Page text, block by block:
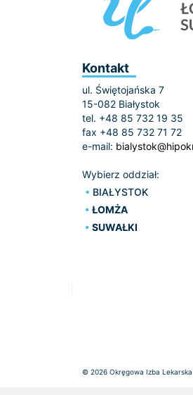
Kontakt
ul. Świętojańska 7
15-082 Białystok
tel. +48 85 732 19 35
fax +48 85 732 71 72
e-mail:
Wybierz oddział:
BIAŁYSTOK
ŁOMŻA
SUWAŁKI
© 2026 Okręgowa Izba